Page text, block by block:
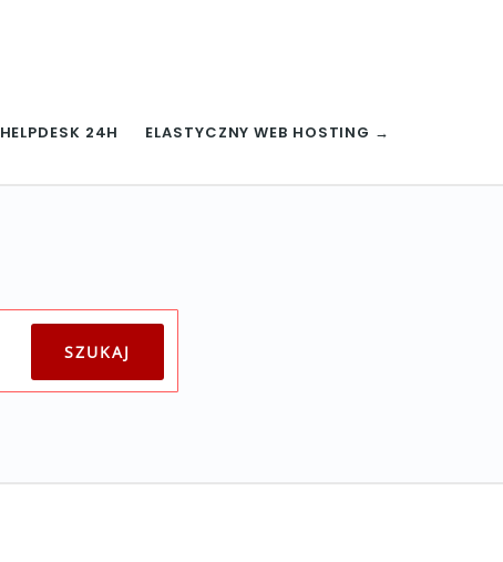
HELPDESK 24H ELASTYCZNY WEB HOSTING →